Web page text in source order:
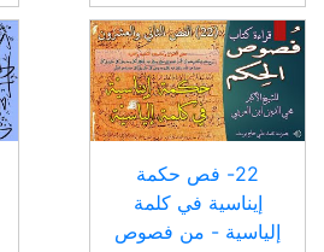
22- فص حكمة
إيناسية في كلمة
إلياسية - من فصوص